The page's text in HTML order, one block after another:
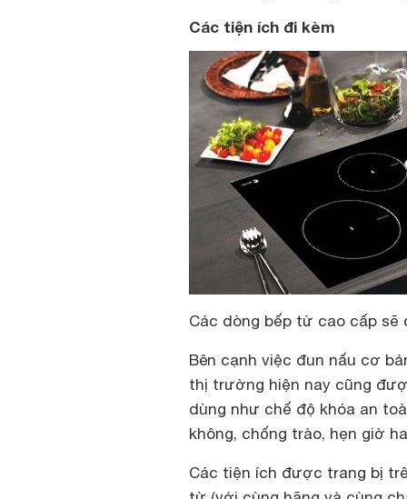
Các tiện ích đi kèm
Các dòng bếp từ cao cấp
Bên cạnh việc đun nấu cơ
thị trường hiện nay cũng
dùng như chế độ khóa an
không, chống trào, hẹn giờ
Các tiện ích được trang bị